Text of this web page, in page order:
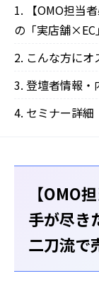
【OMO担当
の「実店舗×EC
こんな方にオ
登壇者情報・
セミナー詳細
【OMO
手が尽き
二刀流で